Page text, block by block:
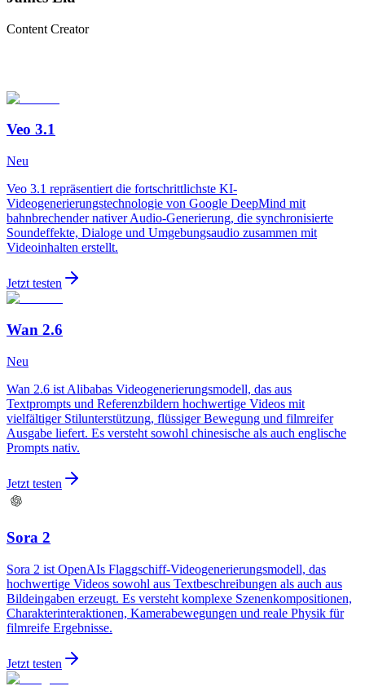
Content Creator
Veo 3.1
Neu
Veo 3.1 repräsentiert die fortschrittlichste KI-
Videogenerierungstechnologie von Google DeepMind mit
bahnbrechender nativer Audio-Generierung, die synchronisierte
Soundeffekte, Dialoge und Umgebungsaudio zusammen mit
Videoinhalten erstellt.
Jetzt testen
Wan 2.6
Neu
Wan 2.6 ist Alibabas Videogenerierungsmodell, das aus
Textprompts und Referenzbildern hochwertige Videos mit
vielfältiger Stilunterstützung, flüssiger Bewegung und filmreifer
Ausgabe liefert. Es versteht sowohl chinesische als auch englische
Prompts nativ.
Jetzt testen
Sora 2
Sora 2 ist OpenAIs Flaggschiff-Videogenerierungsmodell, das
hochwertige Videos sowohl aus Textbeschreibungen als auch aus
Bildeingaben erzeugt. Es versteht komplexe Szenenkompositionen,
Charakterinteraktionen, Kamerabewegungen und reale Physik für
filmreife Ergebnisse.
Jetzt testen